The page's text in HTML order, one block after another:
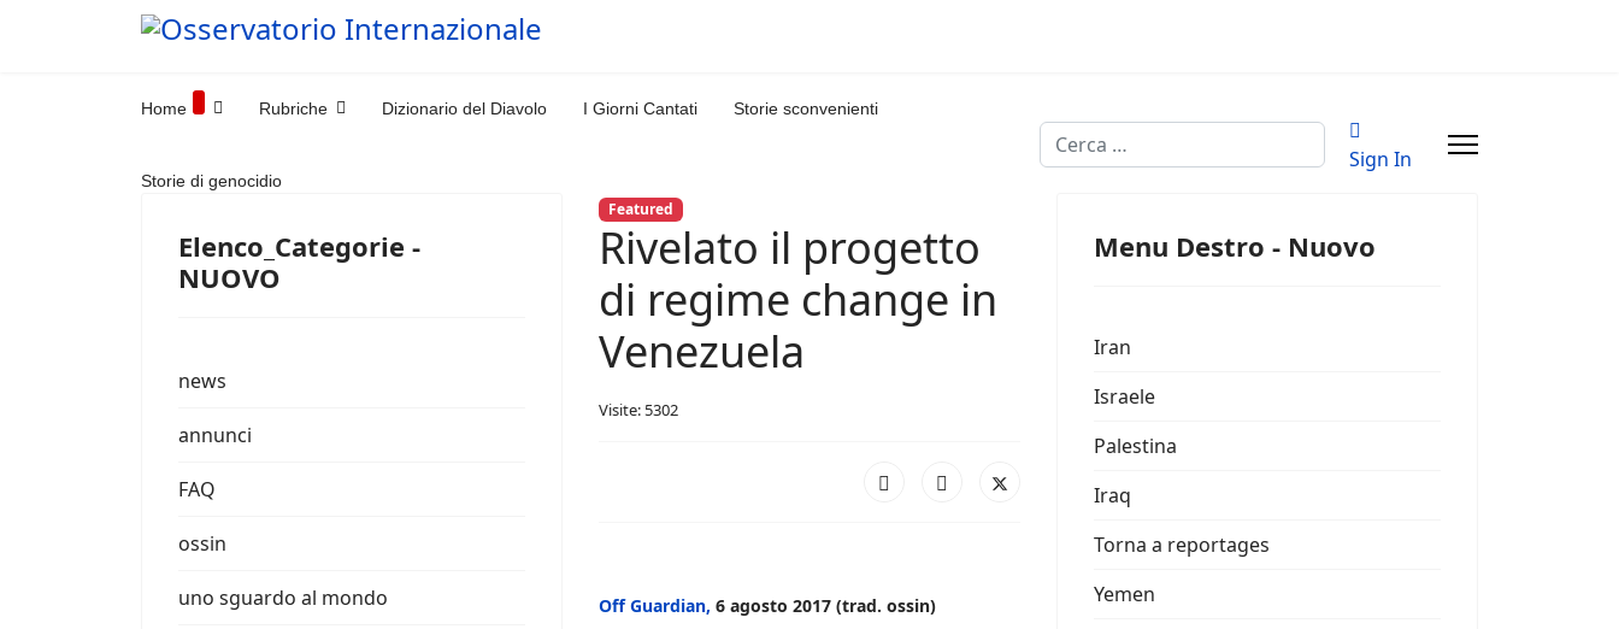
Home Rubriche Dizionario del Diavolo I Giorni Cantati Storie sconvenienti
Storie di genocidio
Cerca
Sign In
Elenco_Categorie -
NUOVO
news
annunci
FAQ
ossin
uno sguardo al mondo
Featured
Rivelato il progetto
di regime change in
Venezuela
Visite: 5302
Off Guardian, 6 agosto 2017 (trad. ossin)
Menu Destro - Nuovo
Iran
Israele
Palestina
Iraq
Torna a reportages
Yemen